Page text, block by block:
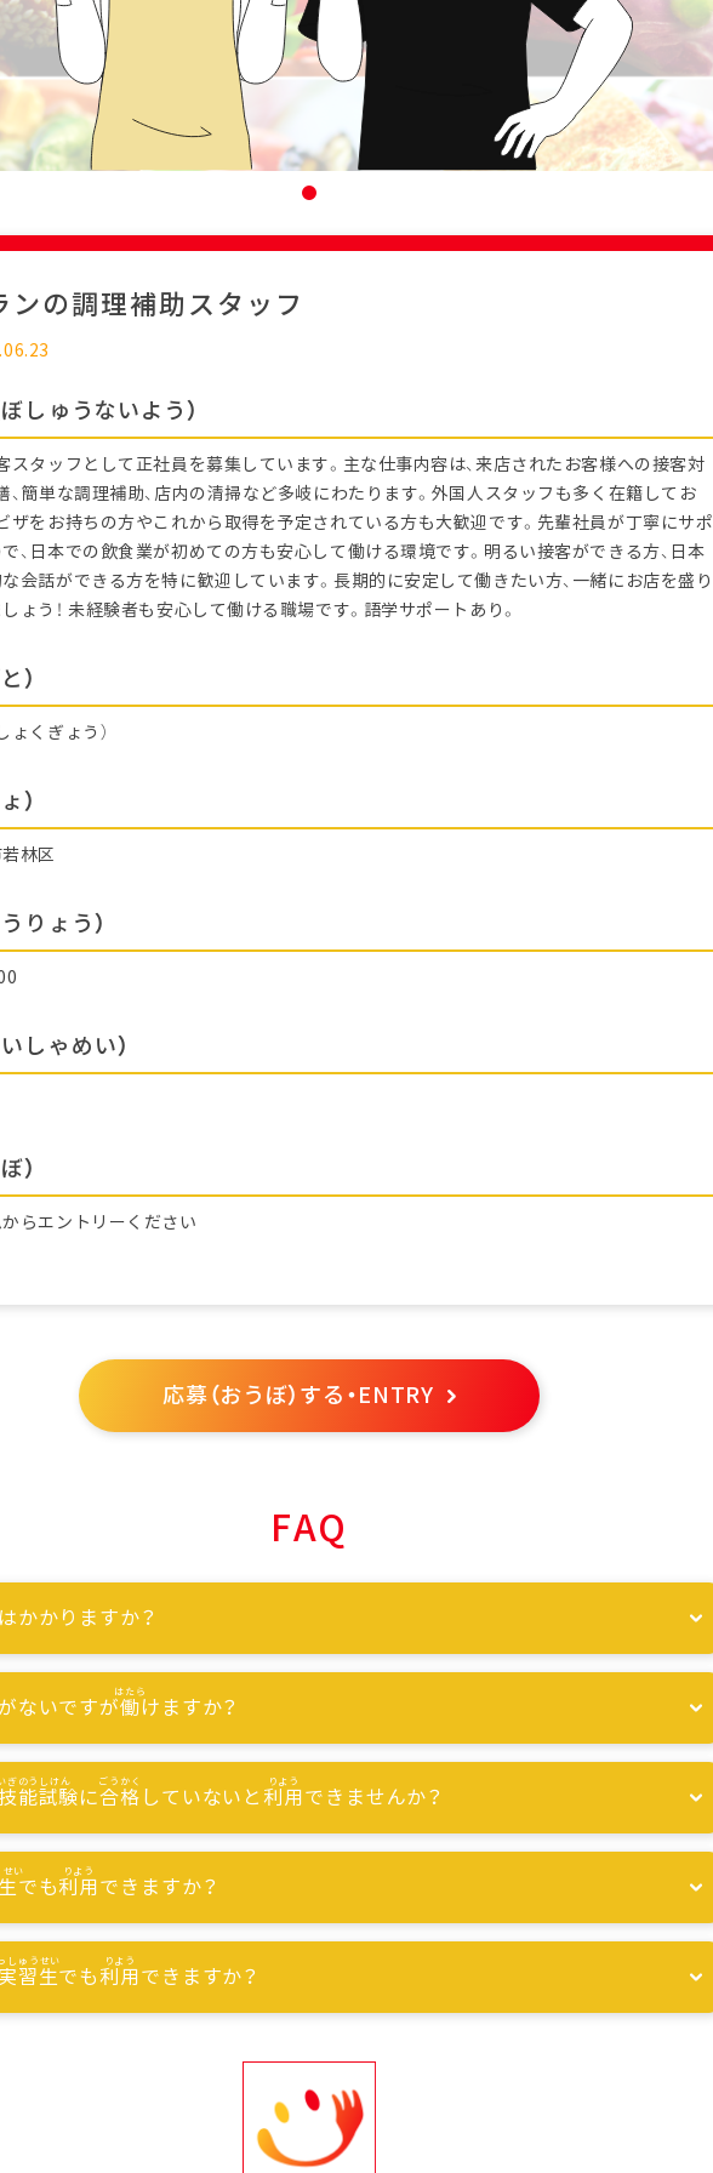
ンの調理補助スタッフ
しゅうないよう）
スタッフとして正社員を募集しています。主な仕事内容は、来店されたお客様への接客対
、簡単な調理補助、店内の清掃など多岐にわたります。外国人スタッフも多く在籍してお
ザをお持ちの方やこれから取得を予定されている方も大歓迎です。先輩社員が丁寧にサポ
、日本での飲食業が初めての方も安心して働ける環境です。明るい接客ができる方、日本
会話ができる方を特に歓迎しています。長期的に安定して働きたい方、一緒にお店を盛り
ょう！ 未経験者も安心して働ける職場です。語学サポートあり。
）
ょくぎょう）
）
林区
りょう）
しゃめい）
）
らエントリーください
応募（おうぼ）する・ENTRY
FAQ
はかかりますか？
ないですが働けますか？
能試験に合格 していないと利用できませんか？
でも利用できますか？
習生でも利用できますか？